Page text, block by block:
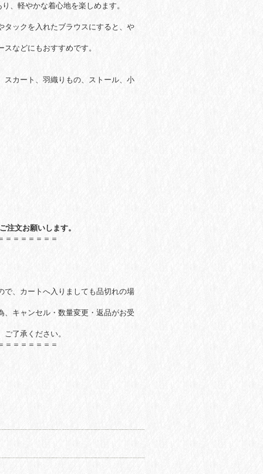
、軽やかな着心地を楽しめます。
タックを入れたブラウスにすると、や
などにもおすすめです。
スカート、羽織りもの、ストール、小
文お願いします。
＝＝＝＝＝＝＝
、 カートへ入りましても品切れの場
キャンセル・数量変更・返品がお受
了承ください。
＝＝＝＝＝＝＝